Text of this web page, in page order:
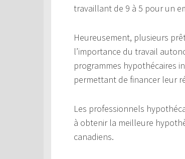
travaillant de 9 à 5 pour un
Heureusement, plusieurs
l’importance du travail
programmes hypothécaires
permettant de financer leur
Les professionnels
à obtenir la meilleure
canadiens.